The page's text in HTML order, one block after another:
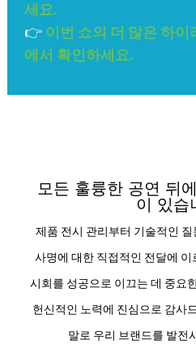
세요.
👉 이번 쇼의 더 많은 하
에서 확인하세요.
모든 훌륭한 공연 뒤
이 있습
제품 전시 관리부터 기술적인
사명에 대한 직접적인 전달에 이
시회를 성공으로 이끄는 데 중요
헌신적인 노력에 진심으로 감사
말로 우리 브랜드를 발전